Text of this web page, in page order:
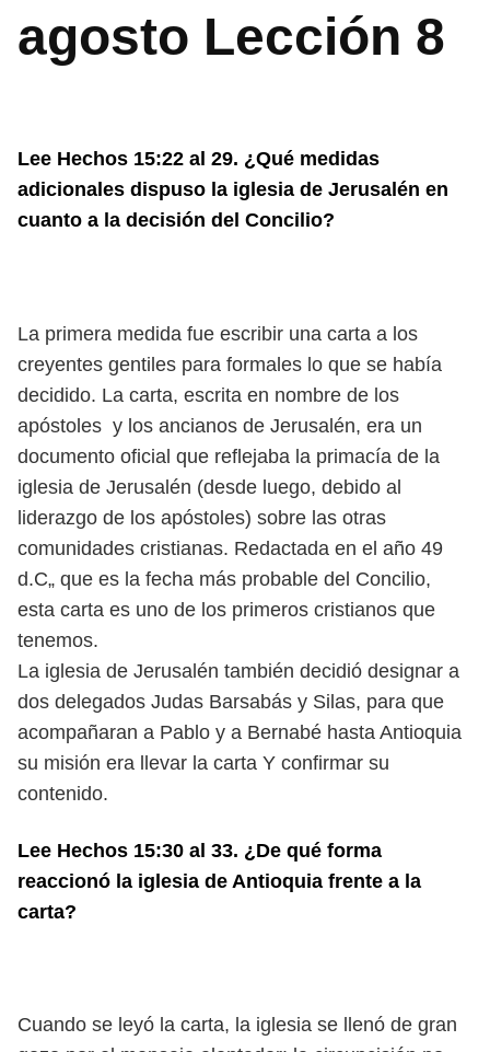
agosto Lección 8
Lee Hechos 15:22 al 29. ¿Qué medidas
adicionales dispuso la iglesia de Jerusalén en
cuanto a la decisión del Concilio?
La primera medida fue escribir una carta a los
creyentes gentiles para formales lo que se había
decidido. La carta, escrita en nombre de los
apóstoles y los ancianos de Jerusalén, era un
documento oficial que reflejaba la primacía de la
iglesia de Jerusalén (desde luego, debido al
liderazgo de los apóstoles) sobre las otras
comunidades cristianas. Redactada en el año 49
d.C„ que es la fecha más probable del Concilio,
esta carta es uno de los primeros cristianos que
tenemos.
La iglesia de Jerusalén también decidió designar a
dos delegados Judas Barsabás y Silas, para que
acompañaran a Pablo y a Bernabé hasta Antioquia
su misión era llevar la carta Y confirmar su
contenido.
Lee Hechos 15:30 al 33. ¿De qué forma
reaccionó la iglesia de Antioquia frente a la
carta?
Cuando se leyó la carta, la iglesia se llenó de gran